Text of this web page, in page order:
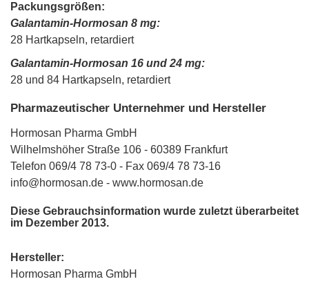
Packungsgrößen:
Galantamin-Hormosan 8 mg:
28 Hartkapseln, retardiert
Galantamin-Hormosan 16 und 24 mg:
28 und 84 Hartkapseln, retardiert
Pharmazeutischer Unternehmer und Hersteller
Hormosan Pharma GmbH
Wilhelmshöher Straße 106 - 60389 Frankfurt
Telefon 069/4 78 73-0 - Fax 069/4 78 73-16
info@hormosan.de - www.hormosan.de
Diese Gebrauchsinformation wurde zuletzt überarbeitet
im Dezember 2013.
Hersteller:
Hormosan Pharma GmbH